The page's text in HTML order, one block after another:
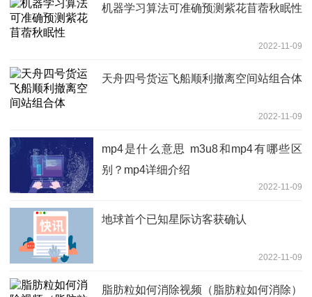
机器学习算法可准确预测紫花苜蓿秋眠性
2022-11-09
天舟四号货运飞船顺利撤离空间站组合体
2022-11-09
mp4是什么意思 m3u8和mp4有哪些区
别？mp4详细介绍
2022-11-09
地球首个已知星际访客获确认
2022-11-09
脂肪粒如何消除视频（脂肪粒如何消除）